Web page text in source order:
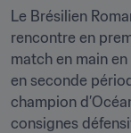
Le Brésilien
rencontre en
match en main
en seconde
champion
consignes